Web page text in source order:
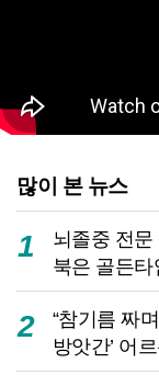
많이 본 뉴스
1
뇌졸중 전
북은 골든타
2
“참기름 짜
방앗간’ 어